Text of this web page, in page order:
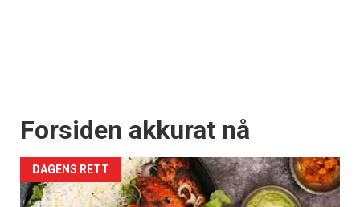
Forsiden akkurat nå
DAGENS RETT